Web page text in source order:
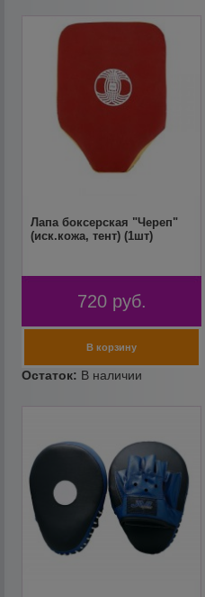
Лапа боксерская "Череп"
(иск.кожа, тент) (1шт)
720 руб.